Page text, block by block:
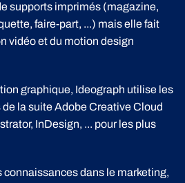
supports imprimés (magazine,
faire-part, ...) mais elle fait
vidéo et du motion design
graphique, Ideograph utilise les
la suite Adobe Creative Cloud
InDesign, ... pour les plus
connaissances dans le marketing,